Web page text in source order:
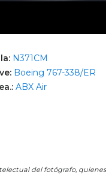
N371CM
Boeing 767-338/ER
ABX Air
del fotógrafo,